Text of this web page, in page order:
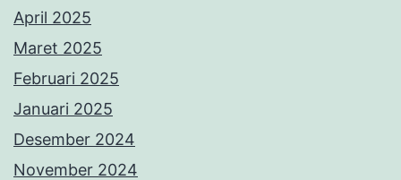
April 2025
Maret 2025
Februari 2025
Januari 2025
Desember 2024
November 2024